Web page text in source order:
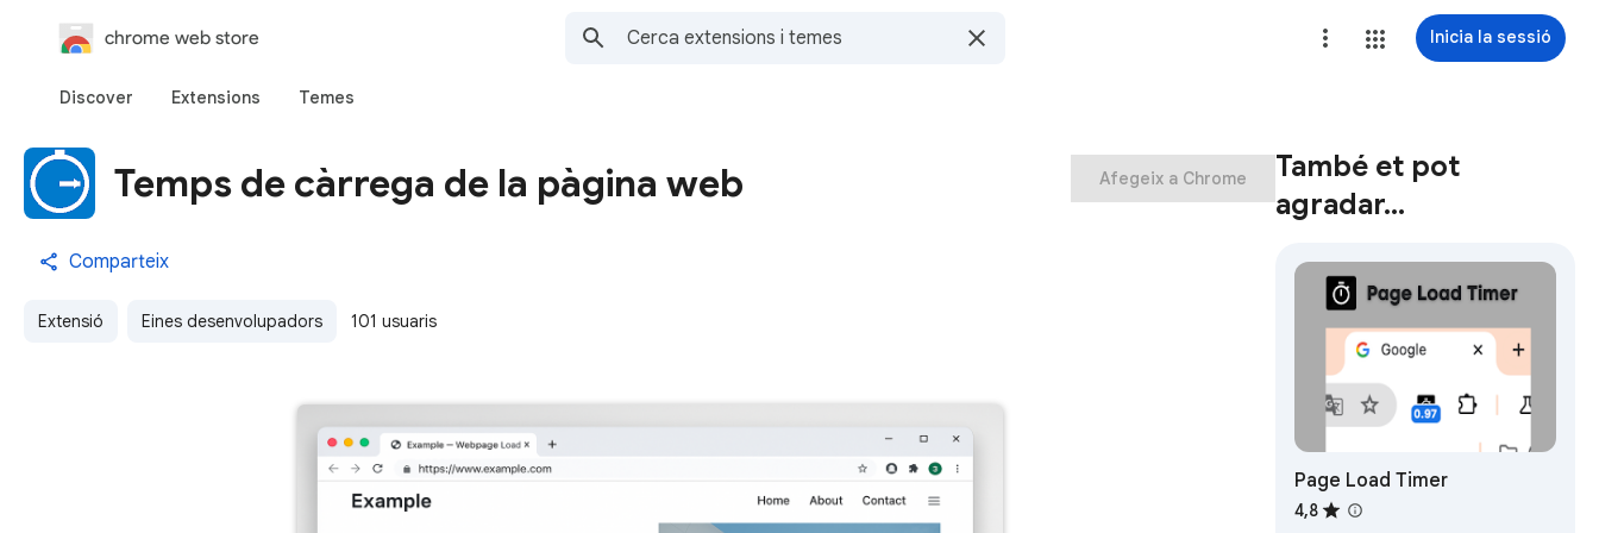
chrome web store Inicia la sessió
Discover Extensions Temes
Temps de càrrega de la pàgina web
Comparteix
Extensió Eines desenvolupadors 101 usuaris
Afegeix a Chrome
També et pot
agradar…
Page Load Timer
4,8